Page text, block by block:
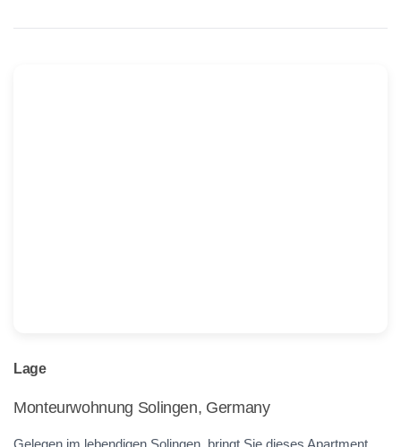
Lage
Monteurwohnung Solingen, Germany
Gelegen im lebendigen Solingen, bringt Sie dieses Apartment